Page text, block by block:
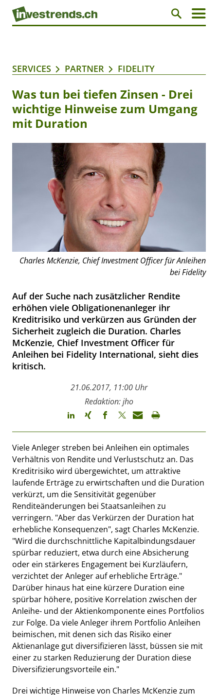
SERVICES PARTNER FIDELITY
Was tun bei tiefen Zinsen - Drei
wichtige Hinweise zum Umgang
mit Duration
Charles McKenzie, Chief Investment Officer für Anleihen
bei Fidelity
Auf der Suche nach zusätzlicher Rendite
erhöhen viele Obligationenanleger ihr
Kreditrisiko und verkürzen aus Gründen der
Sicherheit zugleich die Duration. Charles
McKenzie, Chief Investment Officer für
Anleihen bei Fidelity International, sieht dies
kritisch.
21.06.2017, 11:00 Uhr
Redaktion: jho
Viele Anleger streben bei Anleihen ein optimales
Verhältnis von Rendite und Verlustschutz an. Das
Kreditrisiko wird übergewichtet, um attraktive
laufende Erträge zu erwirtschaften und die Duration
verkürzt, um die Sensitivität gegenüber
Renditeänderungen bei Staatsanleihen zu
verringern. "Aber das Verkürzen der Duration hat
erhebliche Konsequenzen", sagt Charles McKenzie.
"Wird die durchschnittliche Kapitalbindungsdauer
spürbar reduziert, etwa durch eine Absicherung
oder ein stärkeres Engagement bei Kurzläufern,
verzichtet der Anleger auf erhebliche Erträge."
Darüber hinaus hat eine kürzere Duration eine
spürbar höhere, positive Korrelation zwischen der
Anleihe- und der Aktienkomponente eines Portfolios
zur Folge. Da viele Anleger ihrem Portfolio Anleihen
beimischen, mit denen sich das Risiko einer
Aktienanlage gut diversifizieren lässt, büssen sie mit
einer zu starken Reduzierung der Duration diese
Diversifizierungsvorteile ein."
Drei wichtige Hinweise von Charles McKenzie zum